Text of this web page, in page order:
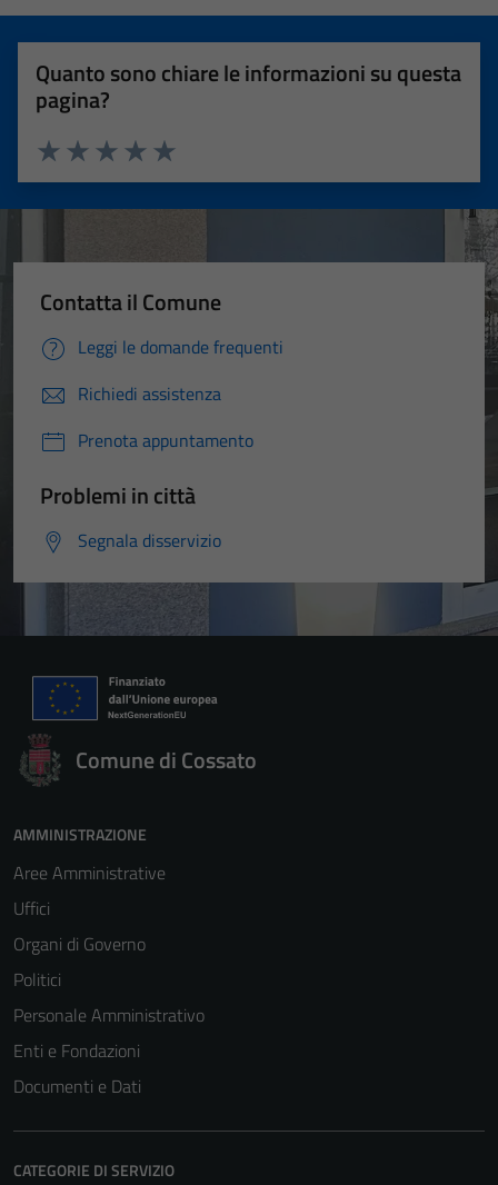
Quanto sono chiare le informazioni su questa
pagina?
Valuta 5 stelle su 5
Valuta 4 stelle su 5
Valuta 3 stelle su 5
Valuta 2 stelle su 5
Valuta 1 stelle su 5
Contatta il Comune
Leggi le domande frequenti
Richiedi assistenza
Prenota appuntamento
Problemi in città
Segnala disservizio
Comune di Cossato
AMMINISTRAZIONE
Aree Amministrative
Uffici
Organi di Governo
Politici
Personale Amministrativo
Enti e Fondazioni
Documenti e Dati
CATEGORIE DI SERVIZIO